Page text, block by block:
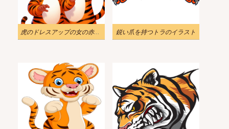
虎のドレスアップの女の赤ちゃんイラスト 鋭い爪を持つトラのイラスト